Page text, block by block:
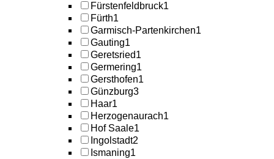
Fürstenfeldbruck1
Fürth1
Garmisch-Partenkirchen1
Gauting1
Geretsried1
Germering1
Gersthofen1
Günzburg3
Haar1
Herzogenaurach1
Hof Saale1
Ingolstadt2
Ismaning1